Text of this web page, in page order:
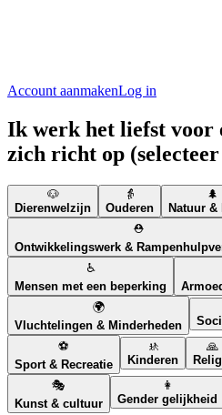
Account aanmakenLog in
Ik werk het liefst voor
zich richt op
🐶
Dierenwelzijn
👵
Ouderen
🌲
Natuur &
⛑️
Ontwikkelingswerk &
♿
Mensen met een beperking
🌍
Vluchtelingen & Minderheden
⚽
Sport & Recreatie
🚸
Kinderen
🙏
🎭
Kunst & cultuur
👩
Gender gelijkheid